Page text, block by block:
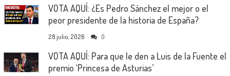
VOTA AQUÍ: ¿Es Pedro Sánchez el mejor o el
peor presidente de la historia de España?
28 julio, 2026 0
VOTA AQUÍ: Para que le den a Luis de la Fuente el
premio ‘Princesa de Asturias’